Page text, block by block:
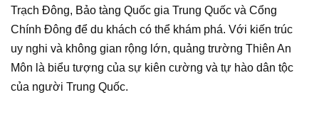
Trạch Đông, Bảo tàng Quốc gia Trung Quốc và Cổng
Chính Đông để du khách có thể khám phá. Với kiến trúc
uy nghi và không gian rộng lớn, quảng trường Thiên An
Môn là biểu tượng của sự kiên cường và tự hào dân tộc
của người Trung Quốc.